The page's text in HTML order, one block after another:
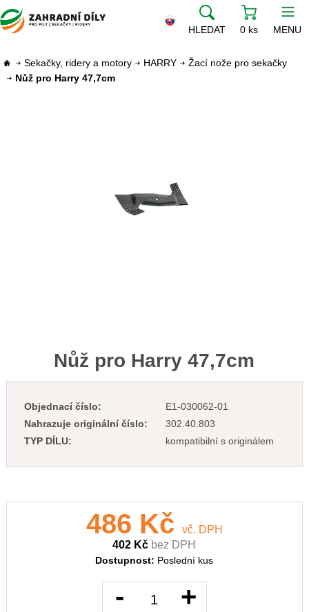
HLEDAT 0 ks MENU
Sekačky, ridery a motory HARRY
Žací nože pro sekačky
Nůž pro Harry 47,7cm
Nůž pro Harry 47,7cm
Objednací číslo:
E1-030062-01
Nahrazuje originální číslo:
302.40.803
TYP DÍLU:
kompatibilní s originálem
486 Kč
vč. DPH
402 Kč bez DPH
Dostupnost: Poslední kus
- +